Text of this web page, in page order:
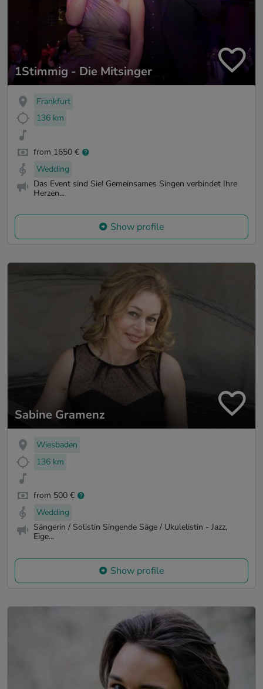
1Stimmig - Die Mitsinger
Frankfurt
136 km
from 1650 €
Wedding
Das Event sind Sie! Gemeinsames Singen verbindet Ihre
Herzen...
Show profile
Sabine Gramenz
Wiesbaden
136 km
from 500 €
Wedding
Sängerin / Solistin Singende Säge / Ukulelistin - Jazz,
Eige...
Show profile